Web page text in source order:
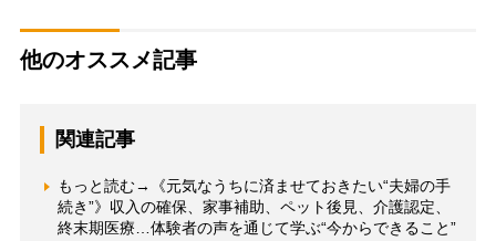
他のオススメ記事
関連記事
もっと読む→《元気なうちに済ませておきたい“夫婦の手
続き”》収入の確保、家事補助、ペット後見、介護認定、
終末期医療…体験者の声を通じて学ぶ“今からできること”